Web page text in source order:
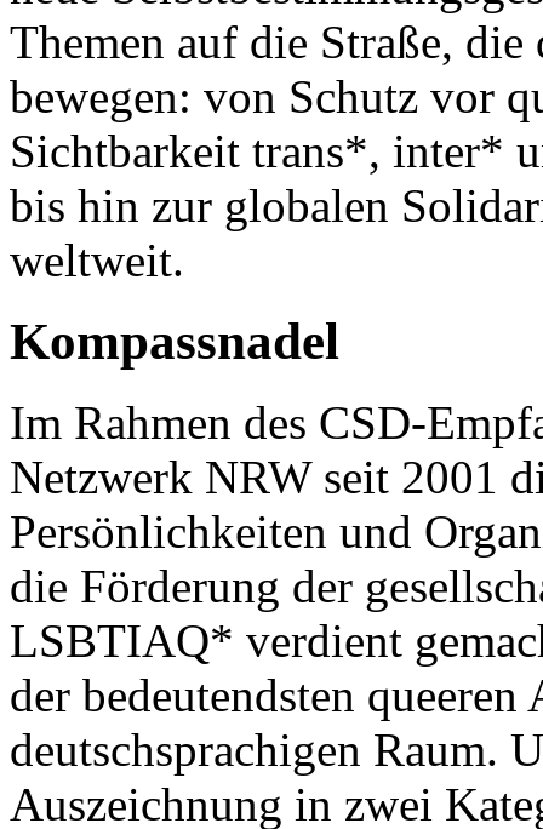
Themen auf die Straße,
bewegen: von Schutz vor
Sichtbarkeit trans*, inter*
bis hin zur globalen
weltweit.
Kompassnadel
Im Rahmen des CSD-
Netzwerk NRW seit 2001
Persönlichkeiten und
die Förderung der
LSBTIAQ* verdient
der bedeutendsten
deutschsprachigen Raum.
Auszeichnung in zwei